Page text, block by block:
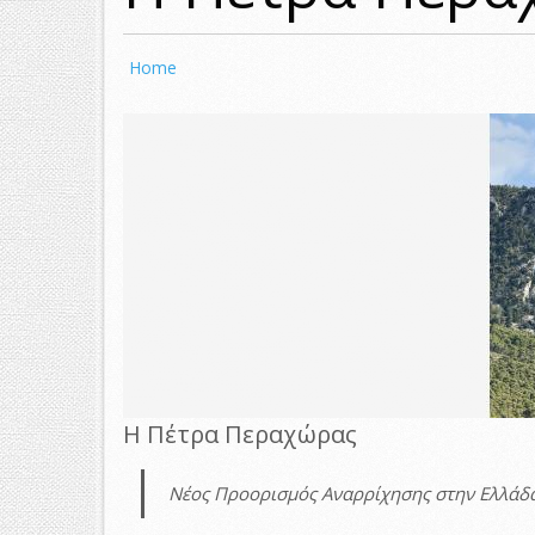
Home
Η Πέτρα Περαχώρας
Νέος Προορισμός Αναρρίχησης στην